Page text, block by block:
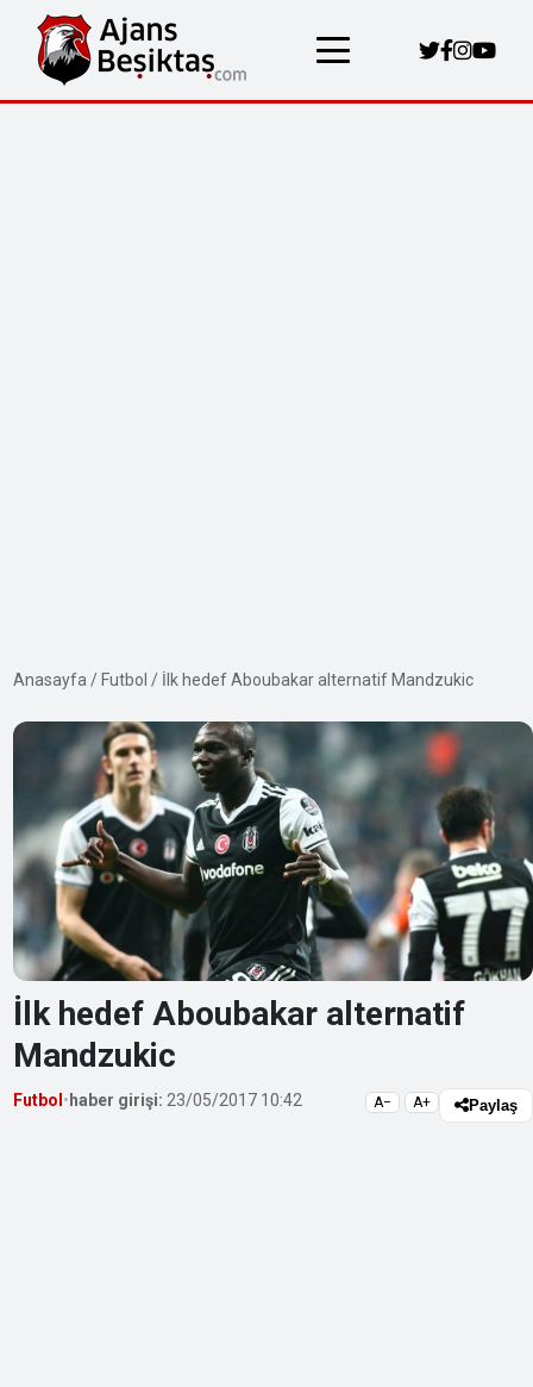
Anasayfa / Futbol / İlk hedef Aboubakar alternatif Mandzukic
İlk hedef Aboubakar alternatif
Mandzukic
Futbol • haber girişi: 23/05/2017 10:42 A− A+ Paylaş